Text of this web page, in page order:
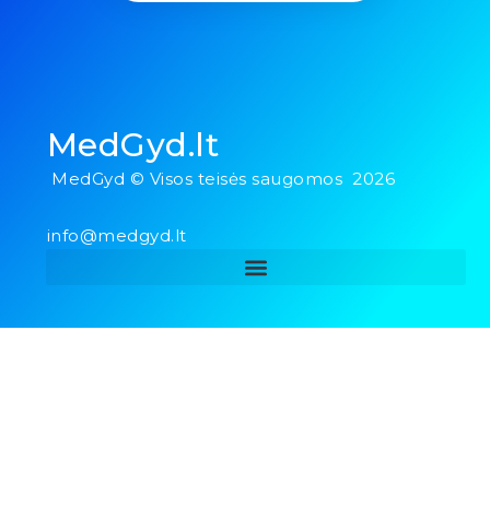
MedGyd.lt
MedGyd © Visos teisės saugomos 2026
info@medgyd.lt